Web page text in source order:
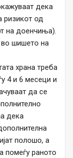
дека
ризикот од
на доенчиња).
во шишето на
храна треба
4 и 6 месеци и
да се
дека
полошо, а
помеѓу раното